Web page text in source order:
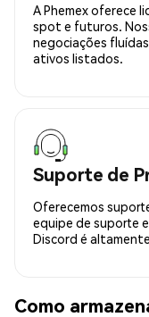
A Phemex oferece
spot e futuros.
negociações
ativos listados.
Suporte de
Oferecemos
equipe de suporte
Discord é
Como